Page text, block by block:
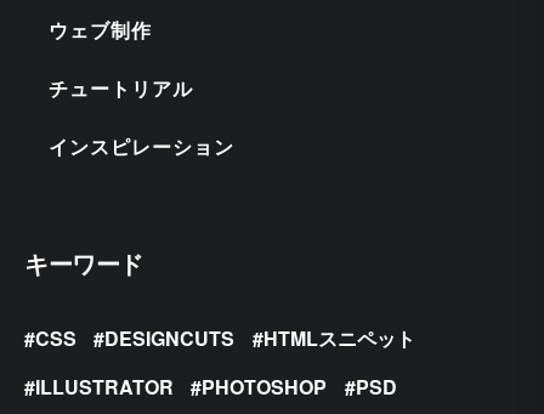
ウェブ制作
チュートリアル
インスピレーション
キーワード
CSS DESIGNCUTS
HTMLスニペット
ILLUSTRATOR
PHOTOSHOP
PSD